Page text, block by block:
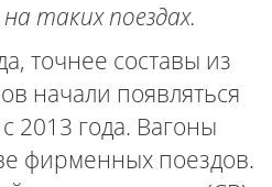
таких поездах.
точнее составы из
начали появляться
2013 года. Вагоны
фирменных поездов.